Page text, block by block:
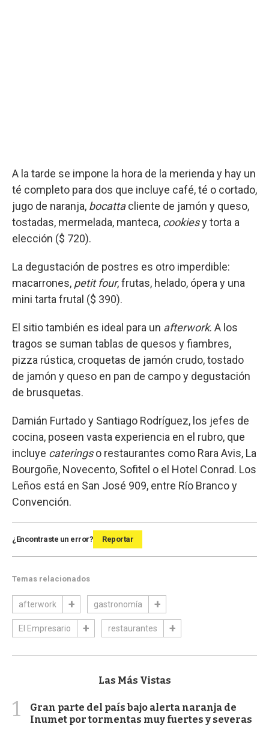
A la tarde se impone la hora de la merienda y hay un
té completo para dos que incluye café, té o cortado,
jugo de naranja, bocattacliente de jamón y queso,
tostadas, mermelada, manteca, cookiesy torta a
elección ($ 720).
La degustación de postres es otro imperdible:
macarrones, petit four, frutas, helado, ópera y una
mini tarta frutal ($ 390).
El sitio también es ideal para un afterwork. A los
tragos se suman tablas de quesos y fiambres,
pizza rústica, croquetas de jamón crudo, tostado
de jamón y queso en pan de campo y degustación
de brusquetas.
Damián Furtado y Santiago Rodríguez, los jefes de
cocina, poseen vasta experiencia en el rubro, que
incluye cateringso restaurantes como Rara Avis, La
Bourgoñe, Novecento, Sofitel o el Hotel Conrad. Los
Leños está en San José 909, entre Río Branco y
Convención.
¿Encontraste un error? Reportar
Temas relacionados
afterwork gastronomía
El Empresario restaurantes
Las Más Vistas
1
Gran parte del país bajo alerta naranja de
Inumet por tormentas muy fuertes y severas